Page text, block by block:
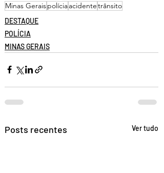
Minas Geraispolíciaacidentetrânsito
DESTAQUE
POLÍCIA
MINAS GERAIS
Posts recentes Ver tudo